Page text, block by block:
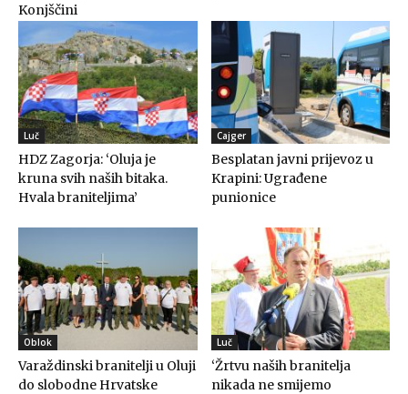
Konjščini
Luč
HDZ Zagorja: ‘Oluja je
kruna svih naših bitaka.
Hvala braniteljima’
Cajger
Besplatan javni prijevoz u
Krapini: Ugrađene
punionice
Oblok
Varaždinski branitelji u Oluji
do slobodne Hrvatske
Luč
‘Žrtvu naših branitelja
nikada ne smijemo